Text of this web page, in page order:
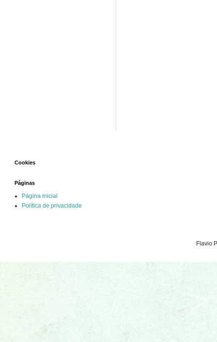
Cookies
Páginas
Página inicial
Política de privacidade
Flavio